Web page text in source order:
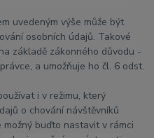
uvedeným výše může být
osobních údajů. Takové
základě zákonného důvodu -
a umožňuje ho čl. 6 odst.
i v režimu, který
o chování návštěvníků
buďto nastavit v rámci